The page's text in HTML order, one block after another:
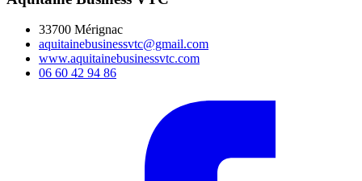
33700 Mérignac
aquitainebusinessvtc@gmail.com
www.aquitainebusinessvtc.com
06 60 42 94 86